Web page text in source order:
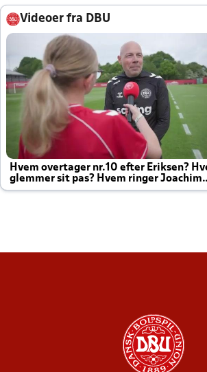
Videoer fra DBU
Hvem overtager nr.10 efter Eriksen?
glemmer sit pas? Hvem ringer Joachim
altid til efter kampe?